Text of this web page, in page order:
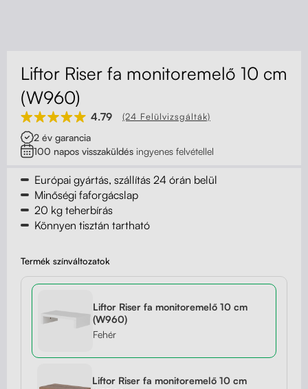
Zárható fiók
Fa monitor állványok
Akusztikus paravánok
Deréktámaszok
Liftor Riser fa monitoremelő 10 cm
(W960)
4.79 (24 Felülvizsgálták)
2 év garancia
100 napos visszaküldés ingyenes felvétellel
Európai gyártás, szállítás 24 órán belül
Minőségi faforgácslap
20 kg teherbírás
Könnyen tisztán tartható
Termék színváltozatok
Liftor Riser fa monitoremelő 10 cm
(W960)
Fehér
Liftor Riser fa monitoremelő 10 cm